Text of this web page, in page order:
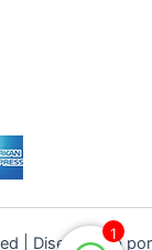
| Diseño Web por
1